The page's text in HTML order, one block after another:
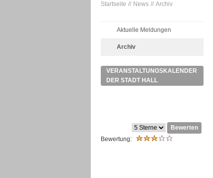
Startseite News Archiv
Aktuelle Meldungen
Archiv
VERANSTALTUNGSKALENDER
DER STADT HALL
Bewerten
Bewertung: